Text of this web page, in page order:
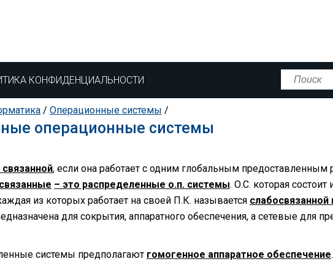
КОНФИДЕНЦИАЛЬНОСТИ
/ Операционные системы /
операционные системы
связанной, если она работает с одним глобальным предоставленным
– это распределенные о.п. системы. О.С. которая состоит
из которых работает на своей П.К. называется слабосвязанной
для сокрытия, аппаратного обеспечения, а сетевые для
системы предполагают гомогенное аппаратное обеспечение.